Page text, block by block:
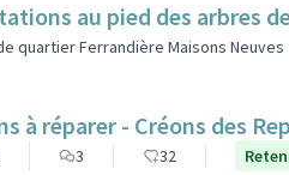
au pied des arbres
quartier Ferrandière Maisons Neuves
à réparer - Créons des
3 32